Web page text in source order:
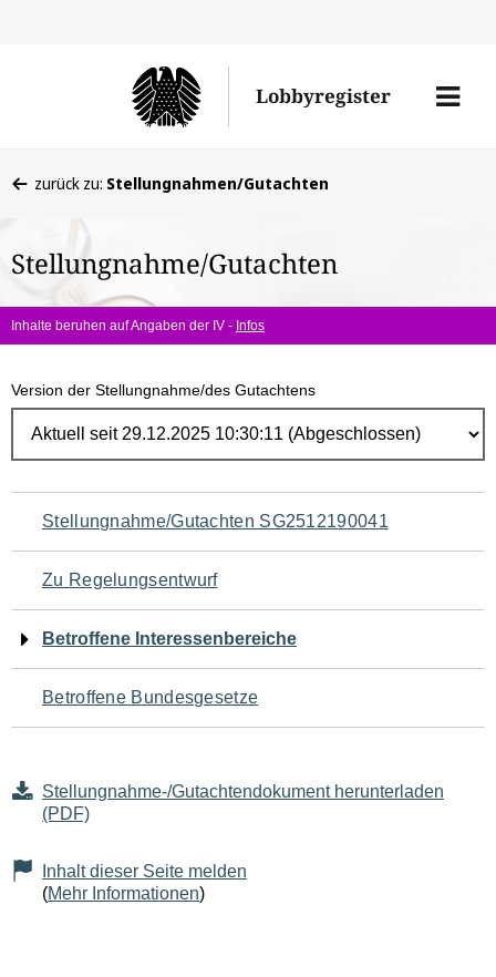
Lobbyregister
Menü
befinden
hier:
zurück zu: Stellungnahmen/Gutachten
Stellungnahme/Gutachten
Inhalte beruhen auf Angaben der IV - Infos
Version der Stellungnahme/des Gutachtens
Navigation
für
den
Seiteninhalt
Stellungnahme/Gutachten SG2512190041
Zu Regelungsentwurf
Betroffene Interessenbereiche
Betroffene Bundesgesetze
Stellungnahme-/Gutachtendokument herunterladen
(PDF)
Inhalt dieser Seite melden
(Mehr Informationen)